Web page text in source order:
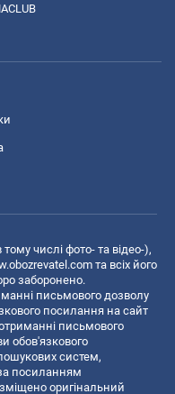
числі фото- та відео-),
та всіх його
заборонено.
письмового дозволу
посилання на сайт
письмового
обов'язкового
систем,
посиланням
оригінальний